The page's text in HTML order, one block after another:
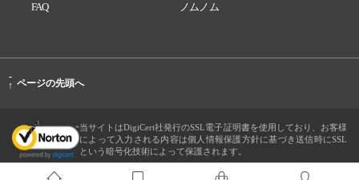
FAQ
ノムノム
-
↑ ページの先頭へ
当サイトはDigiCert社発行のSSL電子証明書を使用しており、お客様
によって入力される内容は個人情報保護方針に基づき送信時にSSL
という暗号化技術によって保護されます。